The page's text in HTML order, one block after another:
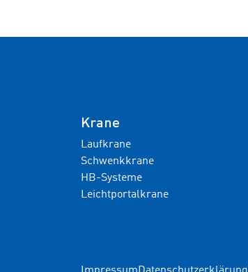
Krane
Laufkrane
Schwenkkrane
HB-Systeme
Leichtportalkrane